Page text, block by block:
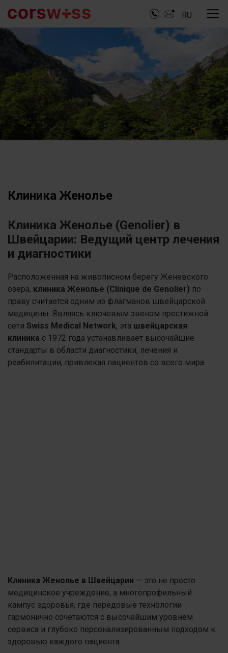
RU
Клиника Женолье
Клиника Женолье (Genolier) в
Швейцарии: Ведущий центр лечения
и диагностики
Расположенная на живописном берегу Женевского
озера, клиника Женолье (Clinique de Genolier) по
праву считается одним из флагманов швейцарской
медицины. Являясь ключевым звеном престижной
сети Swiss Medical Network, эта швейцарская
клиника с 1972 года устанавливает высочайшие
стандарты в области диагностики, лечения и
реабилитации, привлекая пациентов со всего мира.
Клиника Женолье в Швейцарии — это не просто
медицинское учреждение, а многопрофильный
кампус здоровья, где передовые технологии
гармонично сочетаются с высочайшим уровнем
сервиса и глубоко персонализированным подходом к
здоровью каждого пациента.